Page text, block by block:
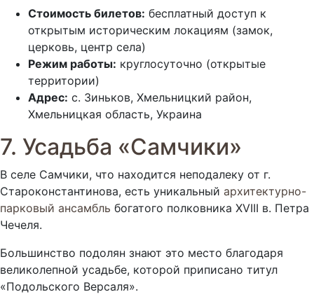
Стоимость билетов: бесплатный доступ к
открытым историческим локациям (замок,
церковь, центр села)
Режим работы: круглосуточно (открытые
территории)
Адрес: с. Зиньков, Хмельницкий район,
Хмельницкая область, Украина
7. Усадьба «Самчики»
В селе Самчики, что находится неподалеку от г.
Староконстантинова, есть уникальный архитектурно-
парковый ансамбль богатого полковника XVIII в. Петра
Чечеля.
Большинство подолян знают это место благодаря
великолепной усадьбе, которой приписано титул
«Подольского Версаля».